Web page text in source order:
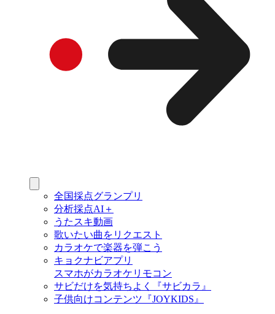
全国採点グランプリ
分析採点AI＋
うたスキ動画
歌いたい曲をリクエスト
カラオケで楽器を弾こう
キョクナビアプリ
スマホがカラオケリモコン
サビだけを気持ちよく『サビカラ』
子供向けコンテンツ『JOYKIDS』